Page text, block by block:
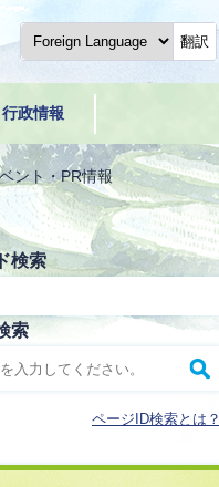
翻訳
行政情報
ント・PR情報
検索
索
ページID検索とは？